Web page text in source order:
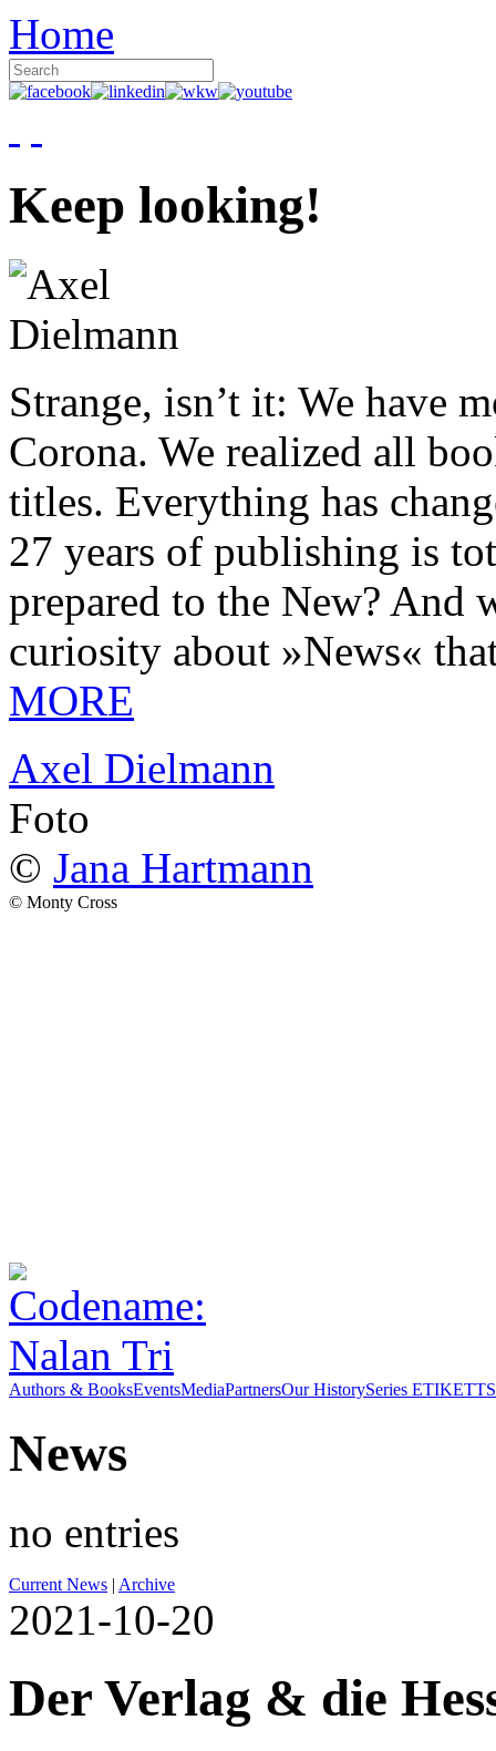
Home
Keep looking!
Strange, isn’t it: We have
Corona. We realized all
titles. Everything has
27 years of publishing is
prepared to the New? And
curiosity about »News«
MORE
Axel Dielmann
Foto
© Jana Hartmann
© Monty Cross
Authors & BooksEventsMediaPartnersOur HistorySeries ETIKETT
News
no entries
Current News | Archive
2021-10-20
Der Verlag & die